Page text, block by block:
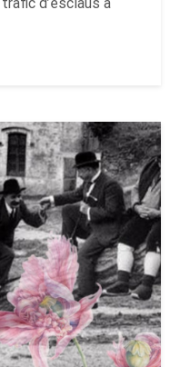
d’esclaus a